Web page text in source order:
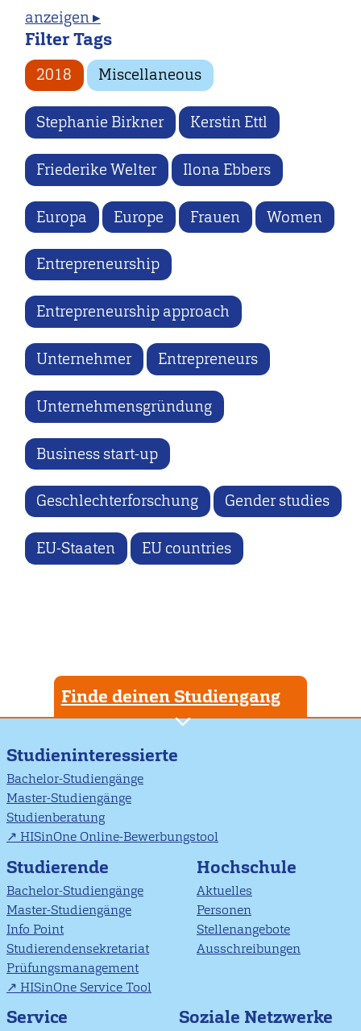
anzeigen ▸
Filter Tags
2018 Miscellaneous
Stephanie Birkner Kerstin Ettl
Friederike Welter Ilona Ebbers
Europa Europe Frauen Women
Entrepreneurship
Entrepreneurship approach
Unternehmer Entrepreneurs
Unternehmensgründung
Business start-up
Geschlechterforschung Gender studies
EU-Staaten EU countries
Finde deinen Studiengang
Studieninteressierte
Bachelor-Studiengänge
Master-Studiengänge
Studienberatung
HISinOne Online-Bewerbungstool
Studierende
Bachelor-Studiengänge
Master-Studiengänge
Info Point
Studierendensekretariat
Prüfungsmanagement
HISinOne Service Tool
Hochschule
Aktuelles
Personen
Stellenangebote
Ausschreibungen
Service Soziale Netzwerke